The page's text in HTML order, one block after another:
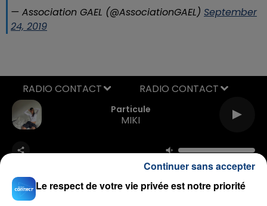
— Association GAEL (@AssociationGAEL) September
24, 2019
Particule
MIKI
RADIO CONTACT
Le respect de votre vie privée est notre priorité
Continuer sans accepter